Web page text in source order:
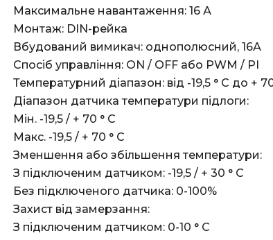
Максимальне навантаження: 16 А
Монтаж: DIN-рейка
Вбудований вимикач: однополюсний, 16А
Спосіб управління: ON / OFF або PWM / PI
Температурний діапазон: від -19,5 ° C до +
Діапазон датчика температури підлоги:
Мін. -19,5 / + 70 ° C
Макс. -19,5 / + 70 ° C
Зменшення або збільшення температури:
З підключеним датчиком: -19,5 / + 30 ° C
Без підключеного датчика: 0-100%
Захист від замерзання:
З підключеним датчиком: 0-10 ° C